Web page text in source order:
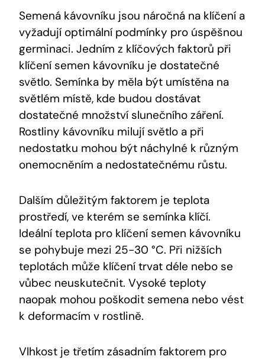
Semená kávovníku jsou náročná na klíčení a
vyžadují optimální podmínky pro úspěšnou
germinaci. Jedním z klíčových faktorů při
klíčení semen kávovníku je dostatečné
světlo. Semínka by měla být umístěna na
světlém místě, kde budou dostávat
dostatečné množství slunečního záření.
Rostliny kávovníku milují světlo a při
nedostatku mohou být náchylné k různým
onemocněním a nedostatečnému růstu.
Dalším důležitým faktorem je teplota
prostředí, ve kterém se semínka klíčí.
Ideální teplota pro klíčení semen kávovníku
se pohybuje mezi 25-30 °C. Při nižších
teplotách může klíčení trvat déle nebo se
vůbec neuskutečnit. Vysoké teploty
naopak mohou poškodit semena nebo vést
k deformacím v rostlině.
Vlhkost je třetím zásadním faktorem pro